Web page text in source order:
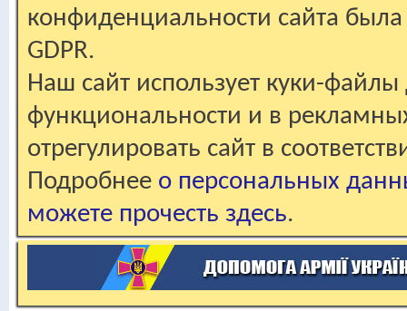
конфиденциальности сайта
GDPR.
Наш сайт использует куки-файлы
функциональности и в
отрегулировать сайт в
Подробнее о персональных
можете прочесть здесь.